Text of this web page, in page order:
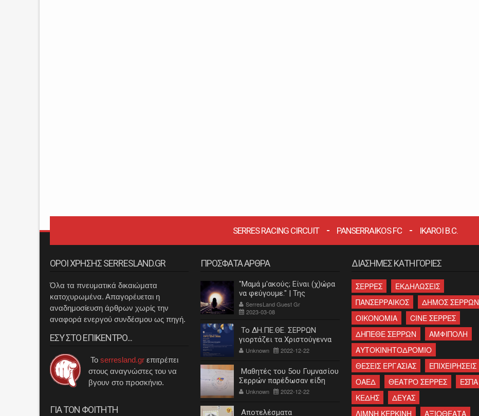
SERRES RACING CIRCUIT PANSERRAIKOS FC IKAROI B.C.
ΟΡΟΙ ΧΡΗΣΗΣ SERRESLAND.GR
Όλα τα πνευματικά δικαιώματα
κατοχυρωμένα. Απαγορέυεται η
αναδημοσίευση άρθρων χωρίς την
αναφορά ενεργού συνδέσμου ως πηγή.
ΕΣΥ ΣΤΟ ΕΠΙΚΕΝΤΡΟ...
Το serresland.gr επιτρέπει
στους αναγνώστες του να
βγουν στο προσκήνιο.
ΓΙΑ ΤΟΝ ΦΟΙΤΗΤΗ
ΠΡΟΣΦΑΤΑ ΑΡΘΡΑ
"Μαμά μ'ακούς; Είναι (χ)ώρα
να φεύγουμε." | Της
Κατερίνας Λεβαντή
SerresLand Guest Gr
2023-03-08
Το ΔΗ.ΠΕ.ΘΕ. ΣΕΡΡΩΝ
γιορτάζει τα Χριστούγεννα
Unknown 2022-12-22
Μαθητές του 5ου Γυμνασίου
Σερρών παρέδωσαν είδη
πρώτης ανάγκης στο
Unknown 2022-12-22
Αποτελέσματα
ΔΙΑΣΗΜΕΣ ΚΑΤΗΓΟΡΙΕΣ
ΣΕΡΡΕΣ
ΕΚΔΗΛΩΣΕΙΣ
ΠΑΝΣΕΡΡΑΙΚΟΣ
ΔΗΜΟΣ ΣΕΡΡΩΝ
ΟΙΚΟΝΟΜΙΑ
CINE ΣΕΡΡΕΣ
ΔΗΠΕΘΕ ΣΕΡΡΩΝ
ΑΜΦΙΠΟΛΗ
ΑΥΤΟΚΙΝΗΤΟΔΡΟΜΙΟ
ΘΕΣΕΙΣ ΕΡΓΑΣΙΑΣ
ΕΠΙΧΕΙΡΗΣΕΙΣ
ΟΑΕΔ
ΘΕΑΤΡΟ ΣΕΡΡΕΣ
ΕΣΠΑ
ΚΕΔΗΣ
ΔΕΥΑΣ
ΛΙΜΝΗ ΚΕΡΚΙΝΗ
ΑΞΙΟΘΕΑΤΑ